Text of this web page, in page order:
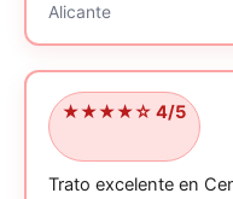
Alicante
★★★★☆ 4/5
Trato excelente en